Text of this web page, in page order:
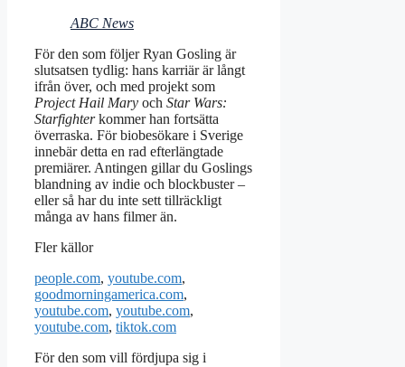
ABC News
För den som följer Ryan Gosling är
slutsatsen tydlig: hans karriär är långt
ifrån över, och med projekt som
Project Hail Mary och Star Wars:
Starfighterkommer han fortsätta
överraska. För biobesökare i Sverige
innebär detta en rad efterlängtade
premiärer. Antingen gillar du Goslings
blandning av indie och blockbuster –
eller så har du inte sett tillräckligt
många av hans filmer än.
Fler källor
people.com, youtube.com,
goodmorningamerica.com,
youtube.com, youtube.com,
youtube.com, tiktok.com
För den som vill fördjupa sig i